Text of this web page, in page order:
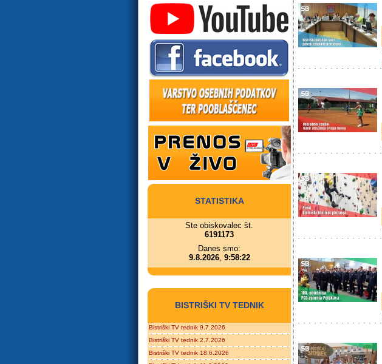
STATISTIKA
Ste obiskovalec št.
6191173
Danes smo:
9.8.2026, 9:58:22
BISTRIŠKI TV TEDNIK
Bistriški TV tednik 9.7.2026
Bistriški TV tednik 2.7.2026
Bistriški TV tednik 18.6.2026